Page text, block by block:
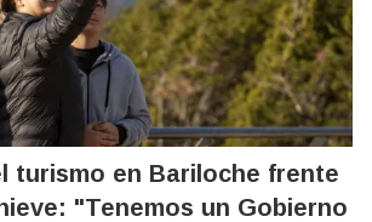
turismo en Bariloche frente
"Tenemos un Gobierno